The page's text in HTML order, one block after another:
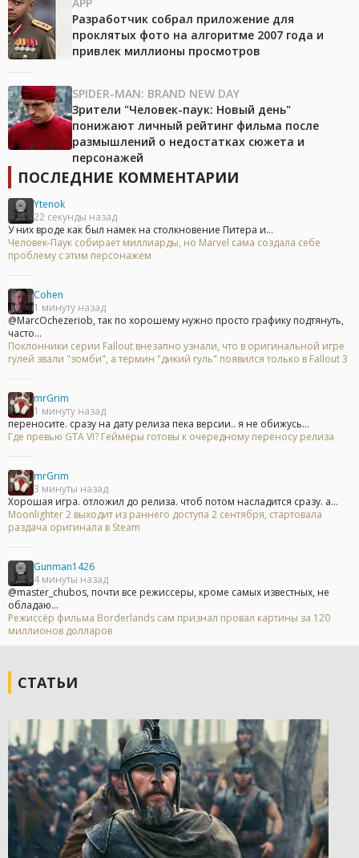
Разработчик собрал приложение для
проклятых фото на алгоритме 2007 года и
привлек миллионы просмотров
SPIDER-MAN: BRAND NEW DAY
Зрители "Человек-паук: Новый день"
понижают личный рейтинг фильма после
размышлений о недостатках сюжета и
персонажей
ПОСЛЕДНИЕ КОММЕНТАРИИ
Ytenok
22 секунды назад
У них вроде как был намек на столкновение Питера и...
Человек-Паук собирает миллиарды, но Marvel сама создала себе
проблему с этим персонажем
Cohen
1 минуту назад
@MarcOchezeriob, так по хорошему нужно просто графику подтянуть,
часто...
Поклонники серии Fallout внезапно узнали, что в оригинальной игре
гулей звали "зомби", а термин "дикий гуль" появился только в Fallout 3
mrGrim
1 минуту назад
переносите. сразу на дату релиза пека версии.. я не обижусь...
Где превью GTA VI? Геймеры готовы к очередному переносу релиза
mrGrim
3 минуты назад
Хорошая игра. отложил до релиза. чтоб потом насладится сразу. а...
Moonlighter 2 выходит из раннего доступа 2 сентября, стартовала
раздача оригинала в Steam
Gunman1426
4 минуты назад
@master_chubos, почти все режиссеры, кроме самых известных, не
обладаю...
Режиссёр фильма Borderlands сам признал провал картины за 120
миллионов долларов
СТАТЬИ